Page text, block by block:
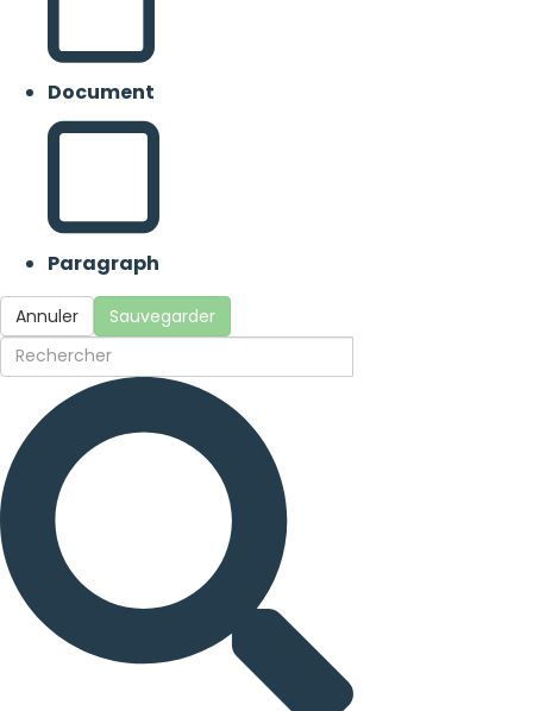
Document
Paragraph
Annuler Sauvegarder